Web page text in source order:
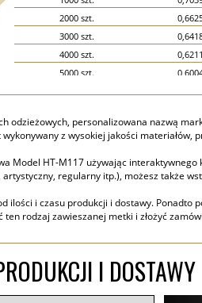
2000 szt.
3000 szt.
4000 szt.
5000 szt.
8000 szt.
10000 szt.
15000 szt.
20000 szt.
odzieżowych, personalizowana nazwą
z wysokiej jakości materiałów,
Model HT-M117 używając
regularny itp.), możesz także
ilości i czasu produkcji i dostawy. Ponadto
rodzaj zawieszanej metki i złożyć
I DOSTAWY